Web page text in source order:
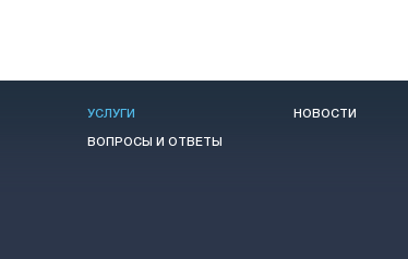
УСЛУГИ НОВОСТИ
ВОПРОСЫ И ОТВЕТЫ